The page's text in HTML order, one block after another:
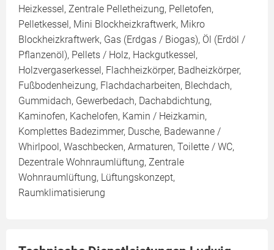
Heizkessel, Zentrale Pelletheizung, Pelletofen,
Pelletkessel, Mini Blockheizkraftwerk, Mikro
Blockheizkraftwerk, Gas (Erdgas / Biogas), Öl (Erdöl /
Pflanzenöl), Pellets / Holz, Hackgutkessel,
Holzvergaserkessel, Flachheizkörper, Badheizkörper,
Fußbodenheizung, Flachdacharbeiten, Blechdach,
Gummidach, Gewerbedach, Dachabdichtung,
Kaminofen, Kachelofen, Kamin / Heizkamin,
Komplettes Badezimmer, Dusche, Badewanne /
Whirlpool, Waschbecken, Armaturen, Toilette / WC,
Dezentrale Wohnraumlüftung, Zentrale
Wohnraumlüftung, Lüftungskonzept,
Raumklimatisierung